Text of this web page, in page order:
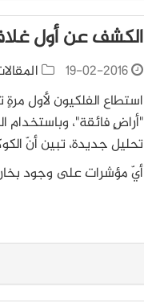
الكشف عن أول
19-02-2016
استطاع الفلكيون لأول
"أراضٍ فائقة"، وباستخدام
أيّ مؤشرات على وجود